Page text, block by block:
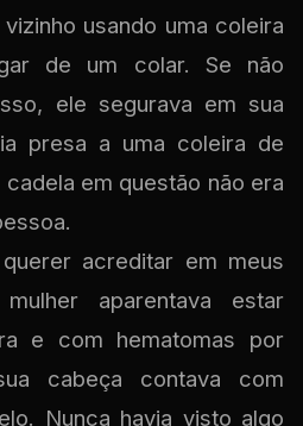
usando uma coleira
de um colar. Se não
ele segurava em sua
presa a uma coleira de
em questão não era
acreditar em meus
aparentava estar
e com hematomas por
cabeça contava com
Nunca havia visto algo